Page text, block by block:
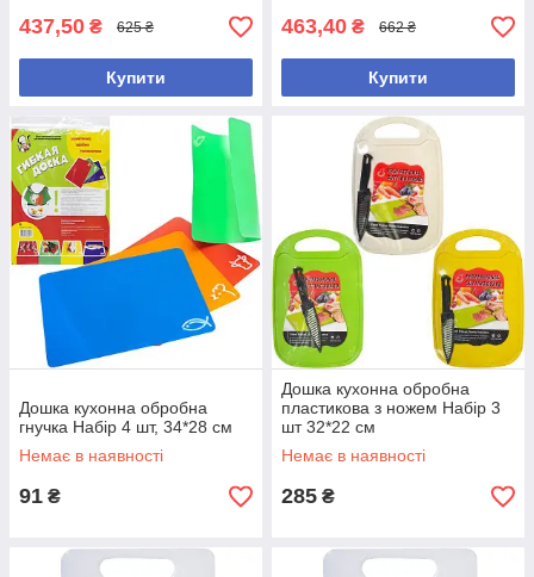
437,50 ₴ 625 ₴
Купити
463,40 ₴ 662 ₴
Купити
Дошка кухонна обробна
гнучка Набір 4 шт, 34*28 см
Немає в наявності
91 ₴
Дошка кухонна обробна
пластикова з ножем Набір 3
шт 32*22 см
Немає в наявності
285 ₴